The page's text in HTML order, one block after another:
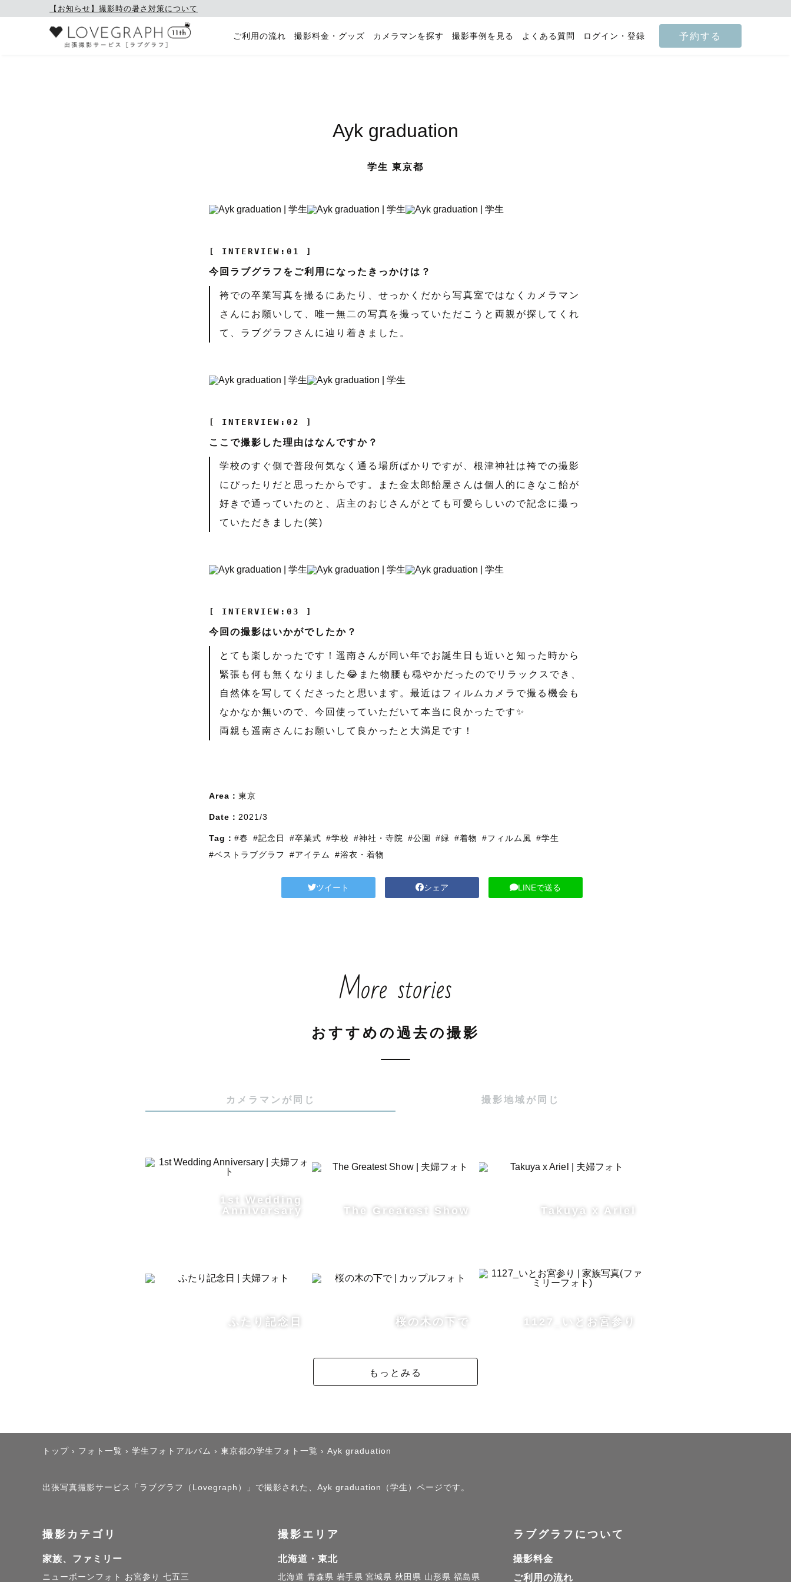
【お知らせ】撮影時の暑さ対策について
ご利用の流れ 撮影料金・グッズ カメラマンを探す 撮影事例を見る よくある質問 ログイン・登録 予約する
Ayk graduation
学生 東京都
[ INTERVIEW:01 ]
今回ラブグラフをご利用になったきっかけは？
袴での卒業写真を撮るにあたり、せっかくだから写真室ではなくカメラマン
さんにお願いして、唯一無二の写真を撮っていただこうと両親が探してくれ
て、ラブグラフさんに辿り着きました。
[ INTERVIEW:02 ]
ここで撮影した理由はなんですか？
学校のすぐ側で普段何気なく通る場所ばかりですが、根津神社は袴での撮影
にぴったりだと思ったからです。また金太郎飴屋さんは個人的にきなこ飴が
好きで通っていたのと、店主のおじさんがとても可愛らしいので記念に撮っ
ていただきました(笑)
[ INTERVIEW:03 ]
今回の撮影はいかがでしたか？
とても楽しかったです！遥南さんが同い年でお誕生日も近いと知った時から
緊張も何も無くなりました😂また物腰も穏やかだったのでリラックスでき、
自然体を写してくださったと思います。最近はフィルムカメラで撮る機会も
なかなか無いので、今回使っていただいて本当に良かったです✨
両親も遥南さんにお願いして良かったと大満足です！
Area： 東京
Date： 2021/3
Tag： #春 #記念日 #卒業式 #学校 #神社・寺院 #公園 #緑 #着物 #フィルム風 #学生
#ベストラブグラフ
#アイテム #浴衣・着物
ツイート シェア LINEで送る
More stories
おすすめの過去の撮影
カメラマンが同じ 撮影地域が同じ
1st Wedding
Anniversary
The Greatest Show Takuya x Ariel
ふたり記念日 桜の木の下で 1127_いとお宮参り
もっとみる
トップ › フォト一覧 › 学生フォトアルバム › 東京都の学生フォト一覧 › Ayk graduation
出張写真撮影サービス「ラブグラフ（Lovegraph）」で撮影された、Ayk graduation（学生）ページです。
撮影カテゴリ
家族、ファミリー
ニューボーンフォト お宮参り 七五三
撮影エリア
北海道・東北
北海道 青森県 岩手県 宮城県 秋田県 山形県 福島県
ラブグラフについて
撮影料金
ご利用の流れ